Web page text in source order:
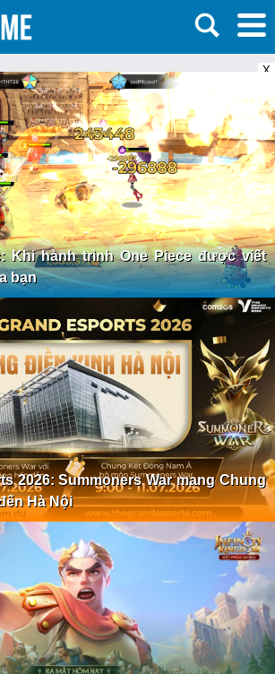
X
Khi hành trình One Piece được viết
bạn
2026: Summoners War mang Chung
Hà Nội